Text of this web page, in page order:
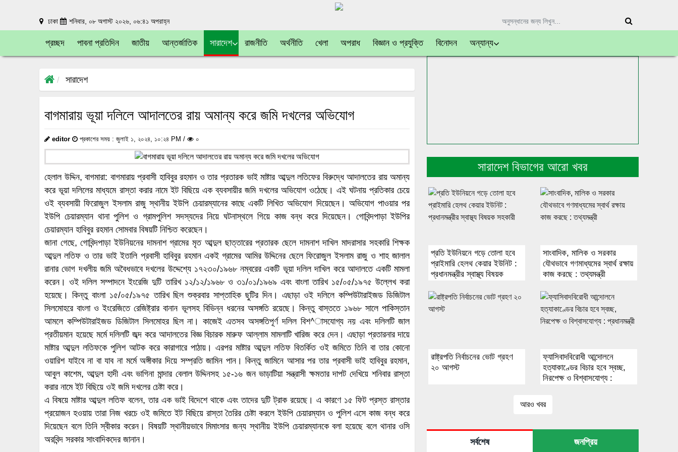
ঢাকা শনিবার, ০৮ অগাস্ট ২০২৬, ০৬:৪১ অপরাহ্ন
প্রচ্ছদ পাবনা প্রতিদিন জাতীয় আন্তর্জাতিক সারাদেশ রাজনীতি অর্থনীতি খেলা অপরাধ বিজ্ঞান ও প্রযুক্তি বিনোদন অন্যান্য
সারাদেশ
বাগমারায় ভূয়া দলিলে আদালতের রায় অমান্য করে জমি দখলের অভিযোগ
editor প্রকাশের সময় : জুলাই ১, ২০২৪, ১০:২৪ PM / ০
হেলাল উদ্দিন, বাগমারা: বাগমারায় প্রবাসী হাবিবুর রহমান ও তার প্রতারক ভাই মাষ্টার আব্দুল লতিফের বিরুদ্ধে আদালতের রায় অমান্য
করে ভূয়া দলিলের মাধ্যমে রাস্তা করার নামে ইট বিছিয়ে এক ব্যবসায়ীর জমি দখলের অভিযোগ ওঠেছে। এই ঘটনায় প্রতিকার চেয়ে
ওই ব্যবসায়ী ফিরোজুল ইসলাম রাজু স্থানীয় ইউপি চেয়ারম্যানের কাছে একটি লিখিত অভিযোগ দিয়েছেন। অভিযোগ পাওয়ার পর
ইউপি চেয়ারম্যান থানা পুলিশ ও গ্রামপুলিশ সদস্যদের নিয়ে ঘটনাস্থলে গিয়ে কাজ বন্ধ করে দিয়েছেন। গোবিন্দপাড়া ইউপির
চেয়ারম্যান হাবিবুর রহমান সোমবার বিষয়টি নিশ্চিত করেছেন।
জানা গেছে, গোবিন্দপাড়া ইউনিয়নের দামনাশ গ্রামের মৃত আব্দুল ছাত্তারের প্রতারক ছেলে দামনাশ দাখিল মাদরাসার সহকারি শিক্ষক
আব্দুল লতিফ ও তার ভাই ইতালি প্রবাসী হাবিবুর রহমান একই গ্রামের আমির উদ্দিনের ছেলে ফিরোজুল ইসলাম রাজু ও শাহ জালাল
রানার ভোগ দখলীয় জমি অবৈধভাবে দখলের উদ্দেশ্যে ১৭২৩০/১৯৬৮ নম্বরের একটি ভূয়া দলিল দাখিল করে আদালতে একটি মামলা
করেন। ওই দলিল সম্পাদনে ইংরেজি দুটি তারিখ ১২/১২/১৯৬৮ ও ৩১/০১/১৯৬৯ এবং বাংলা তারিখ ১৫/০৫/১৯৭৫ উল্লেখ করা
হয়েছে। কিন্তু বাংলা ১৫/০৫/১৯৭৫ তারিখ ছিল শুক্রবার সাপ্তাহিক ছুটির দিন। এছাড়া ওই দলিলে কম্পিউটারাইজড ডিজিটাল
সিলমোহরে বাংলা ও ইংরেজিতে রেজিষ্ট্রার বানান ভূলসহ বিভিন্ন ধরনের অসঙ্গতি রয়েছে। কিন্তু বাস্ততে ১৯৬৮ সালে পাকিস্তান
আমলে কম্পিউটারাইজড ডিজিটাল সিলমোহর ছিল না। কাজেই এতসব অসঙ্গতিপূর্ণ দলিল বিশ^াসযোগ্য নয় এবং দলিলটি জাল
প্রতীয়মান হয়েছে মর্মে দলিলটি জব্দ করে আদালতের বিজ্ঞ বিচারক মারুফ আল্লাম মামলাটি খারিজ করে দেন। এছাড়া প্রতারনার দায়ে
মাষ্টার আব্দুল লতিফকে পুলিশ আটক করে কারাগারে পাঠায়। এরপর মাষ্টার আব্দুল লতিফ বিতর্কিত ওই জমিতে তিনি বা তার কোনো
ওয়ারিশ যাইবে না বা যাব না মর্মে অঙ্গীকার দিয়ে সম্প্রতি জামিন পান। কিন্তু জামিনে আসার পর তার প্রবাসী ভাই হাবিবুর রহমান,
আবুল কাশেম, আব্দুল হাদী এবং ভাগিনা মান্দার বেলাল উদ্দিনসহ ১৫-১৬ জন ভাড়াটিয়া সন্ত্রাসী ক্ষমতার দাপট দেখিয়ে শনিবার রাস্তা
করার নামে ইট বিছিয়ে ওই জমি দখলের চেষ্টা করে।
এ বিষয়ে মাষ্টার আব্দুল লতিফ বলেন, তার এক ভাই বিদেশে থাকে এবং তাদের দুটি ট্রাক রয়েছে। এ কারণে ১৫ ফিট প্রস্ত রাস্তার
প্রয়োজন হওয়ায় তারা নিজ খরচে ওই জমিতে ইট বিছিয়ে রাস্তা তৈরির চেষ্টা করলে ইউপি চেয়ারম্যান ও পুলিশ এসে কাজ বন্ধ করে
দিয়েছেন বলে তিনি স্বীকার করেন। বিষয়টি স্থানীয়ভাবে মিমাংসার জন্য স্থানীয় ইউপি চেয়ারম্যানকে বলা হয়েছে বলে থানার ওসি
অরবিন্দ সরকার সাংবাদিকদের জানান।
সারাদেশ বিভাগের আরো খবর
প্রতি ইউনিয়নে গড়ে তোলা হবে
প্রাইমারি হেলথ কেয়ার ইউনিট :
প্রধানমন্ত্রীর স্বাস্থ্য বিষয়ক
সাংবাদিক, মালিক ও সরকার
যৌথভাবে গণমাধ্যমের স্বার্থ রক্ষায়
কাজ করছে : তথ্যমন্ত্রী
রাষ্ট্রপতি নির্বাচনের ভোট গ্রহণ
২০ আগস্ট
ফ্যাসিবাদবিরোধী আন্দোলনে
হত্যাকাণ্ডের বিচার হবে স্বচ্ছ,
নিরপেক্ষ ও বিশ্বাসযোগ্য :
আরও খবর
সর্বশেষ জনপ্রিয়